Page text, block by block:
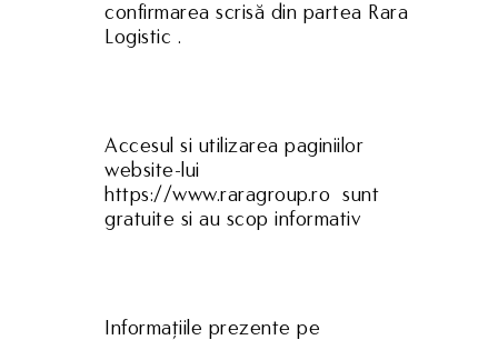
confirmarea scrisă din partea Rara
Logistic .
Accesul si utilizarea paginiilor
website-lui
https://www.raragroup.ro sunt
gratuite si au scop informativ
Informațiile prezente pe